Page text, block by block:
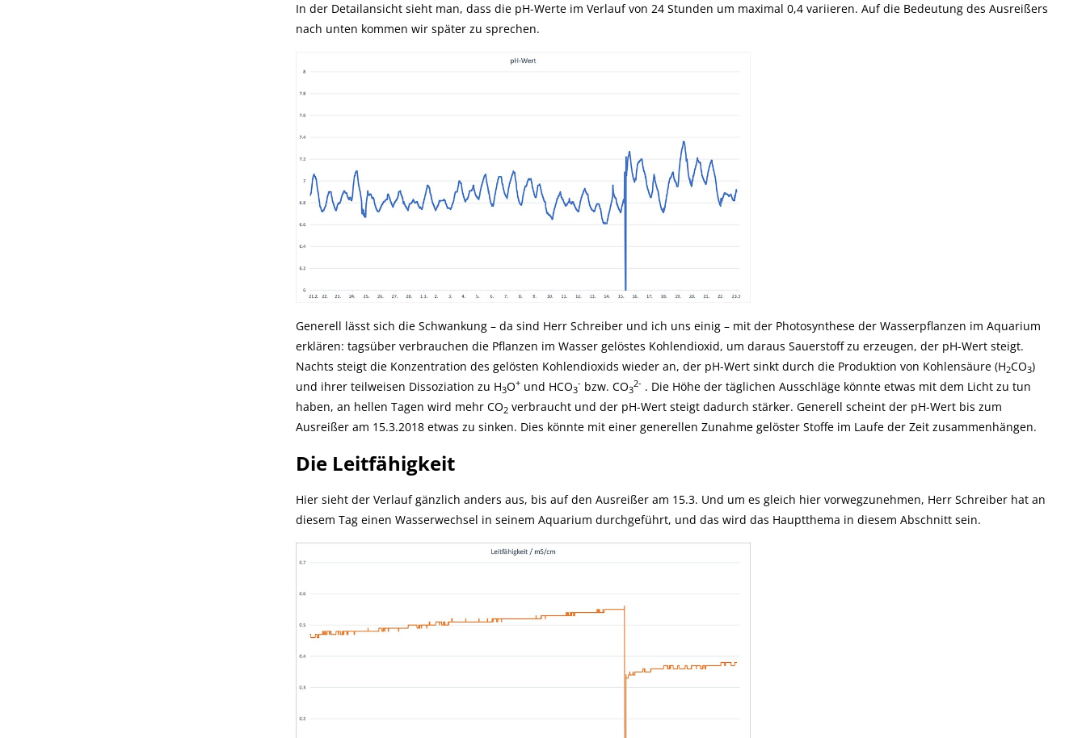
In der Detailansicht sieht man, dass die pH-Werte im Verlauf von 24 Stunden um maximal 0,4 variieren. Auf die Bedeutung des Ausreißers
nach unten kommen wir später zu sprechen.
Generell lässt sich die Schwankung – da sind Herr Schreiber und ich uns einig – mit der Photosynthese der Wasserpflanzen im Aquarium
erklären: tagsüber verbrauchen die Pflanzen im Wasser gelöstes Kohlendioxid, um daraus Sauerstoff zu erzeugen, der pH-Wert steigt.
Nachts steigt die Konzentration des gelösten Kohlendioxids wieder an, der pH-Wert sinkt durch die Produktion von Kohlensäure (H2CO3)
und ihrer teilweisen Dissoziation zu H3O+ und HCO3
- bzw. CO3
2- . Die Höhe der täglichen Ausschläge könnte etwas mit dem Licht zu tun
haben, an hellen Tagen wird mehr CO2 verbraucht und der pH-Wert steigt dadurch stärker. Generell scheint der pH-Wert bis zum
Ausreißer am 15.3.2018 etwas zu sinken. Dies könnte mit einer generellen Zunahme gelöster Stoffe im Laufe der Zeit zusammenhängen.
Die Leitfähigkeit
Hier sieht der Verlauf gänzlich anders aus, bis auf den Ausreißer am 15.3. Und um es gleich hier vorwegzunehmen, Herr Schreiber hat an
diesem Tag einen Wasserwechsel in seinem Aquarium durchgeführt, und das wird das Hauptthema in diesem Abschnitt sein.